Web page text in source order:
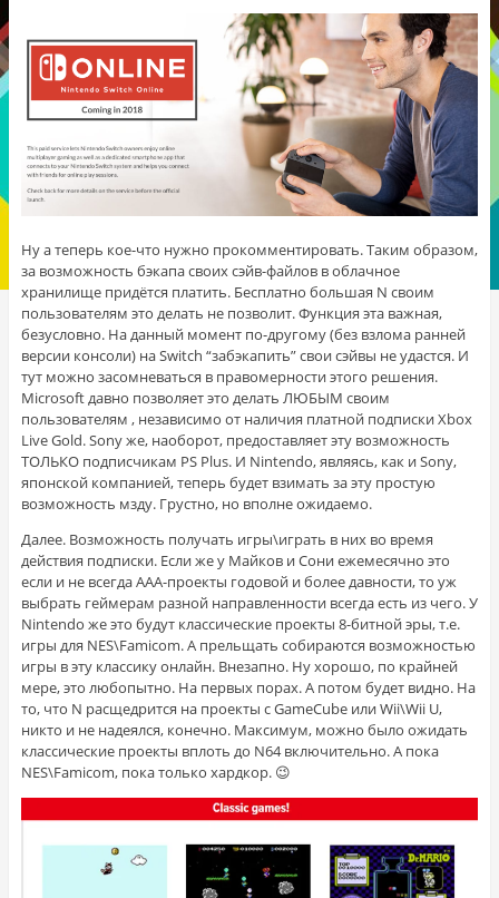
Ну а теперь кое-что нужно прокомментировать. Таким образом,
за возможность бэкапа своих сэйв-файлов в облачное
хранилище придётся платить. Бесплатно большая N своим
пользователям это делать не позволит. Функция эта важная,
безусловно. На данный момент по-другому (без взлома ранней
версии консоли) на Switch “забэкапить” свои сэйвы не удастся. И
тут можно засомневаться в правомерности этого решения.
Microsoft давно позволяет это делать ЛЮБЫМ своим
пользователям , независимо от наличия платной подписки Xbox
Live Gold. Sony же, наоборот, предоставляет эту возможность
ТОЛЬКО подписчикам PS Plus. И Nintendo, являясь, как и Sony,
японской компанией, теперь будет взимать за эту простую
возможность мзду. Грустно, но вполне ожидаемо.
Далее. Возможность получать игры\играть в них во время
действия подписки. Если же у Майков и Сони ежемесячно это
если и не всегда AAA-проекты годовой и более давности, то уж
выбрать геймерам разной направленности всегда есть из чего. У
Nintendo же это будут классические проекты 8-битной эры, т.е.
игры для NES\Famicom. А прельщать собираются возможностью
игры в эту классику онлайн. Внезапно. Ну хорошо, по крайней
мере, это любопытно. На первых порах. А потом будет видно. На
то, что N расщедрится на проекты с GameCube или Wii\Wii U,
никто и не надеялся, конечно. Максимум, можно было ожидать
классические проекты вплоть до N64 включительно. А пока
NES\Famicom, пока только хардкор. 😉